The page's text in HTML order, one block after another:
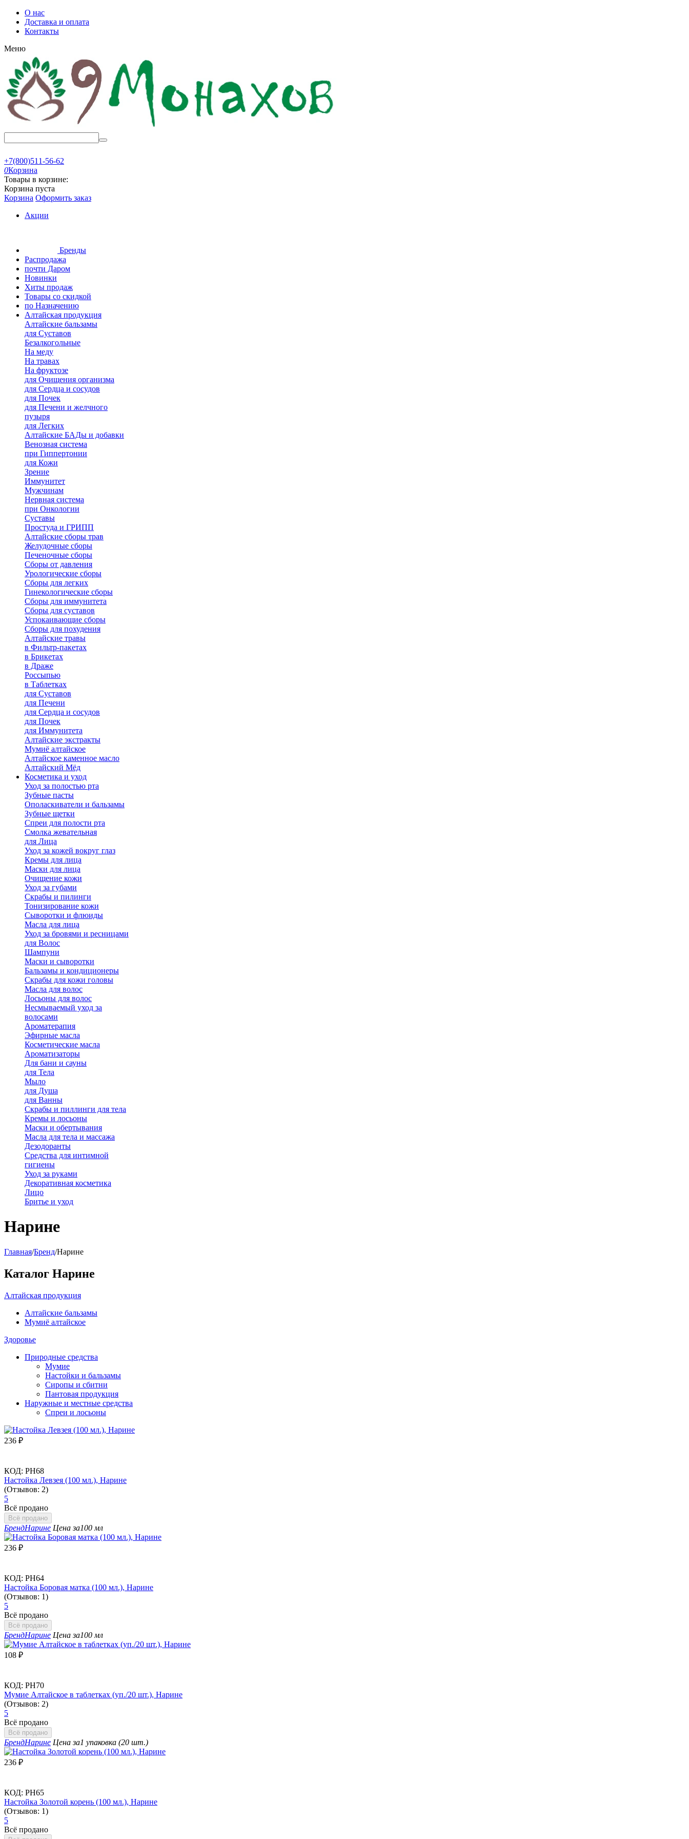
О нас
Доставка и оплата
Контакты
Меню
+7(800)511-56-62
0Корзина
Товары в корзине:
Корзина пуста
Корзина Оформить заказ
Акции
Бренды
Распродажа
почти Даром
Новинки
Хиты продаж
Товары со скидкой
по Назначению
Алтайская продукция
Алтайские бальзамы
для Суставов
Безалкогольные
На меду
На травах
На фруктозе
для Очищения организма
для Сердца и сосудов
для Почек
для Печени и желчного
пузыря
для Легких
Алтайские БАДы и добавки
Венозная система
при Гиппертонии
для Кожи
Зрение
Иммунитет
Мужчинам
Нервная система
при Онкологии
Суставы
Простуда и ГРИПП
Алтайские сборы трав
Желудочные сборы
Печеночные сборы
Сборы от давления
Урологические сборы
Сборы для легких
Гинекологические сборы
Сборы для иммунитета
Сборы для суставов
Успокаивающие сборы
Сборы для похудения
Алтайские травы
в Фильтр-пакетах
в Брикетах
в Драже
Россыпью
в Таблетках
для Cуставов
для Печени
для Сердца и сосудов
для Почек
для Иммунитета
Алтайские экстракты
Мумиё алтайское
Алтайское каменное масло
Алтайский Мёд
Косметика и уход
Уход за полостью рта
Зубные пасты
Ополаскиватели и бальзамы
Зубные щетки
Спреи для полости рта
Смолка жевательная
для Лица
Уход за кожей вокруг глаз
Кремы для лица
Маски для лица
Очищение кожи
Уход за губами
Скрабы и пилинги
Тонизирование кожи
Сыворотки и флюиды
Масла для лица
Уход за бровями и ресницами
для Волос
Шампуни
Маски и сыворотки
Бальзамы и кондиционеры
Скрабы для кожи головы
Масла для волос
Лосьоны для волос
Несмываемый уход за
волосами
Ароматерапия
Эфирные масла
Косметические масла
Ароматизаторы
Для бани и сауны
для Тела
Мыло
для Душа
для Ванны
Скрабы и пиллинги для тела
Кремы и лосьоны
Маски и обертывания
Масла для тела и массажа
Дезодоранты
Средства для интимной
гигиены
Уход за руками
Декоративная косметика
Лицо
Бритье и уход
Нарине
Главная/Бренд/Нарине
Каталог Нарине
Алтайская продукция
Алтайские бальзамы
Мумиё алтайское
Здоровье
Природные средства
Мумие
Настойки и бальзамы
Сиропы и сбитни
Пантовая продукция
Наружные и местные средства
Спреи и лосьоны
236 ₽
КОД: РН68
Настойка Левзея (100 мл.), Нарине
(Отзывов: 2)
5
Всё продано
Всё продано
БрендНарине Цена за100 мл
236 ₽
КОД: РН64
Настойка Боровая матка (100 мл.), Нарине
(Отзывов: 1)
5
Всё продано
Всё продано
БрендНарине Цена за100 мл
108 ₽
КОД: РН70
Мумие Алтайское в таблетках (уп./20 шт.), Нарине
(Отзывов: 2)
5
Всё продано
Всё продано
БрендНарине Цена за1 упаковка (20 шт.)
236 ₽
КОД: РН65
Настойка Золотой корень (100 мл.), Нарине
(Отзывов: 1)
5
Всё продано